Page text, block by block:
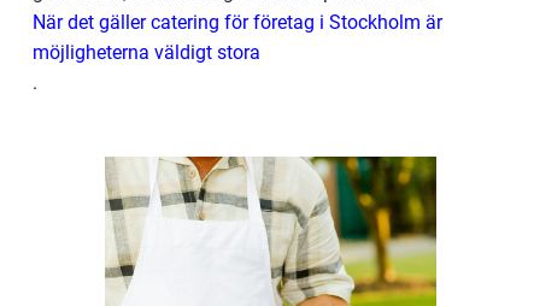
När det gäller catering för företag i Stockholm är
möjligheterna väldigt stora
.